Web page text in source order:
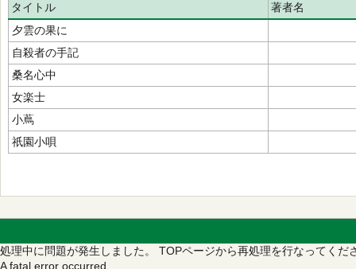
タイトル
著者名
夕雲の果に
自殺者の手記
桑名心中
女楽士
小蔦
祇園小唄
処理中に問題が発生しました。 TOPページから再処理を行なってくだ
A fatal error occurred.